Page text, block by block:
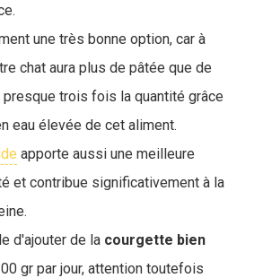
une très bonne option, car à
chat aura plus de pâtée que de
trois fois la quantité grâce
eau élevée de cet aliment.
apporte aussi une meilleure
et contribue significativement à la
d'ajouter de la courgette bien
gr par jour, attention toutefois